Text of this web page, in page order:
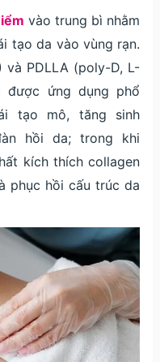
vào trung bì nhằm
tạo da vào vùng rạn.
và PDLLA (poly-D, L-
được ứng dụng phổ
tạo mô, tăng sinh
hồi da; trong khi
kích thích collagen
phục hồi cấu trúc da